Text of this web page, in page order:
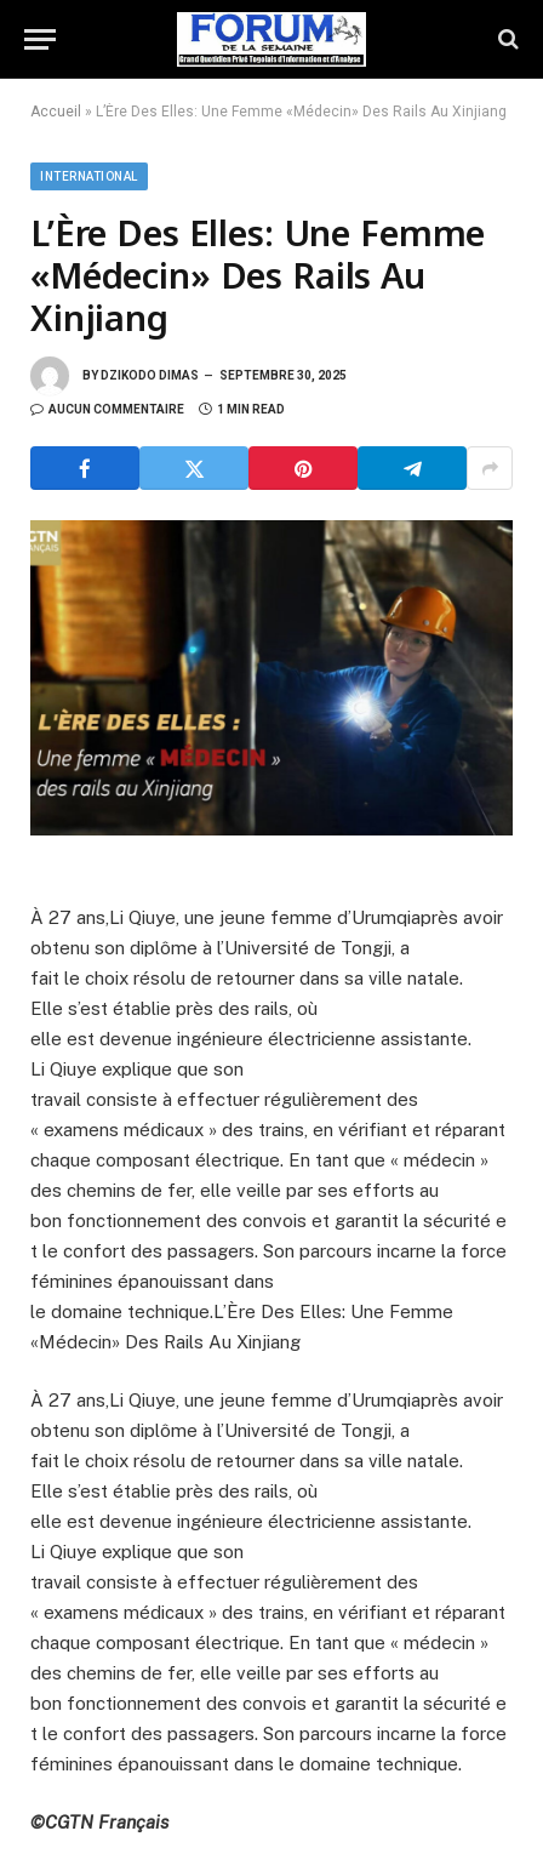
Accueil » L’Ère Des Elles: Une Femme «Médecin» Des Rails Au Xinjiang
INTERNATIONAL
L’Ère Des Elles: Une Femme
«Médecin» Des Rails Au
Xinjiang
BY DZIKODO DIMAS SEPTEMBRE 30, 2025
AUCUN COMMENTAIRE 1 MIN READ
À 27 ans,Li Qiuye, une jeune femme d’Urumqiaprès avoir
obtenu son diplôme à l’Université de Tongji, a
fait le choix résolu de retourner dans sa ville natale.
Elle s’est établie près des rails, où
elle est devenue ingénieure électricienne assistante.
Li Qiuye explique que son
travail consiste à effectuer régulièrement des
« examens médicaux » des trains, en vérifiant et réparant
chaque composant électrique. En tant que « médecin »
des chemins de fer, elle veille par ses efforts au
bon fonctionnement des convois et garantit la sécurité e
t le confort des passagers. Son parcours incarne la force
féminines épanouissant dans
le domaine technique.L’Ère Des Elles: Une Femme
«Médecin» Des Rails Au Xinjiang
À 27 ans,Li Qiuye, une jeune femme d’Urumqiaprès avoir
obtenu son diplôme à l’Université de Tongji, a
fait le choix résolu de retourner dans sa ville natale.
Elle s’est établie près des rails, où
elle est devenue ingénieure électricienne assistante.
Li Qiuye explique que son
travail consiste à effectuer régulièrement des
« examens médicaux » des trains, en vérifiant et réparant
chaque composant électrique. En tant que « médecin »
des chemins de fer, elle veille par ses efforts au
bon fonctionnement des convois et garantit la sécurité e
t le confort des passagers. Son parcours incarne la force
féminines épanouissant dans le domaine technique.
©CGTN Français